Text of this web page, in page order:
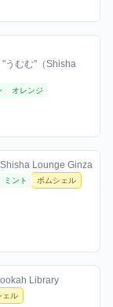
年10月7日
うむむ"（Shisha
オレンジ
クスを見る
/ お店シーシャ /
Shisha Lounge Ginza
ミント ボムシェル
を見る
シーシャ / 2026年
Library
ェル